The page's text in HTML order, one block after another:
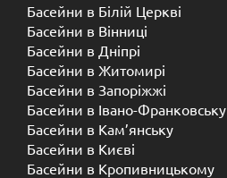
Басейни в Білій Церкві
Басейни в Вінниці
Басейни в Дніпрі
Басейни в Житомирі
Басейни в Запоріжжі
Басейни в Івано-Франковську
Басейни в Кам’янську
Басейни в Києві
Басейни в Кропивницькому